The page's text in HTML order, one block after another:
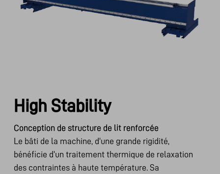
High Stability
Conception de structure de lit renforcée
Le bâti de la machine, d'une grande rigidité,
bénéficie d'un traitement thermique de relaxation
des contraintes à haute température. Sa